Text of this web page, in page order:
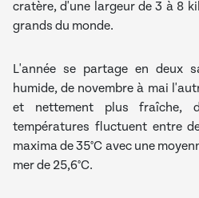
cratère, d'une largeur de 3 à 8
grands du monde.
L'année se partage en deux
humide, de novembre à mai
et nettement plus fraîche,
températures fluctuent entre
maxima de 35°C avec une
mer de 25,6°C.